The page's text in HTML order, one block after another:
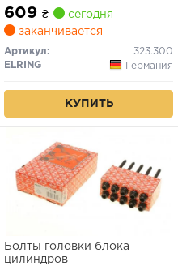
многогранник, длина: 115 мм)
609 ₴
сегодня
заканчивается
Артикул:
323.300
ELRING
Германия
КУПИТЬ
Болты головки блока
цилиндров